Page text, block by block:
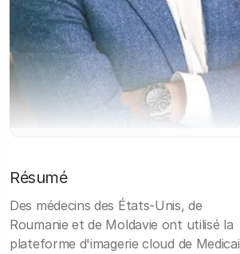
Résumé
Des médecins des États-Unis, de
Roumanie et de Moldavie ont utilisé la
plateforme d'imagerie cloud de Medicai